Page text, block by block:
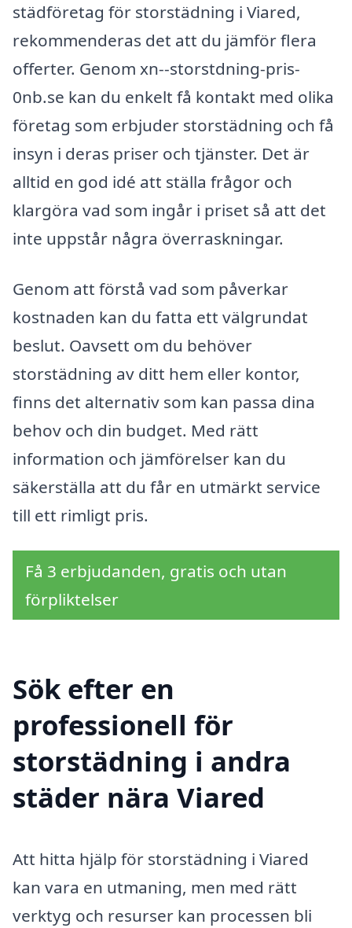
städföretag för storstädning i Viared,
rekommenderas det att du jämför flera
offerter. Genom xn--storstdning-pris-
0nb.se kan du enkelt få kontakt med olika
företag som erbjuder storstädning och få
insyn i deras priser och tjänster. Det är
alltid en god idé att ställa frågor och
klargöra vad som ingår i priset så att det
inte uppstår några överraskningar.
Genom att förstå vad som påverkar
kostnaden kan du fatta ett välgrundat
beslut. Oavsett om du behöver
storstädning av ditt hem eller kontor,
finns det alternativ som kan passa dina
behov och din budget. Med rätt
information och jämförelser kan du
säkerställa att du får en utmärkt service
till ett rimligt pris.
Få 3 erbjudanden, gratis och utan
förpliktelser
Sök efter en
professionell för
storstädning i andra
städer nära Viared
Att hitta hjälp för storstädning i Viared
kan vara en utmaning, men med rätt
verktyg och resurser kan processen bli